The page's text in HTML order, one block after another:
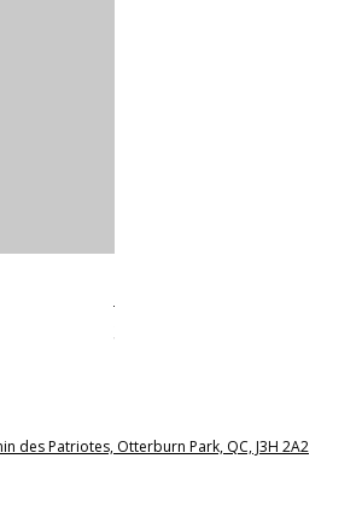
Prix
38,00 $
des Patriotes, Otterburn Park, QC, J3H 2A2